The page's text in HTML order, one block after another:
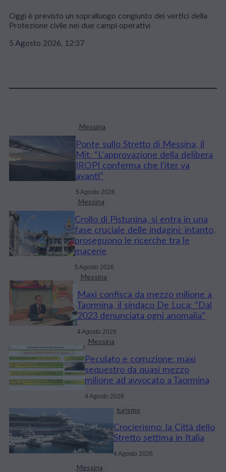
Oggi è previsto un sopralluogo congiunto dei vertici della
Protezione civile nei due campi operativi
5 Agosto 2026, 12:37
Messina
Ponte sullo Stretto di Messina, il
Mit: “L’approvazione della delibera
IROPI conferma che l’iter va
avanti”
5 Agosto 2026
Messina
Crollo di Pistunina, si entra in una
fase cruciale delle indagini: intanto,
proseguono le ricerche tra le
macerie
5 Agosto 2026
Messina
Maxi confisca da mezzo milione a
Taormina, il sindaco De Luca: “Dal
2023 denunciata ogni anomalia”
4 Agosto 2026
Messina
Peculato e corruzione: maxi
sequestro da quasi mezzo
milione ad avvocato a Taormina
4 Agosto 2026
turismo
Crocierismo: la Città dello
Stretto settima in Italia
4 Agosto 2026
Messina